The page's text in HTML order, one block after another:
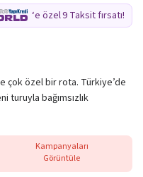
‘e özel9 Taksitfırsatı!
çok özel bir rota. Türkiye’de
bağımsızlık
Kampanyaları
Görüntüle